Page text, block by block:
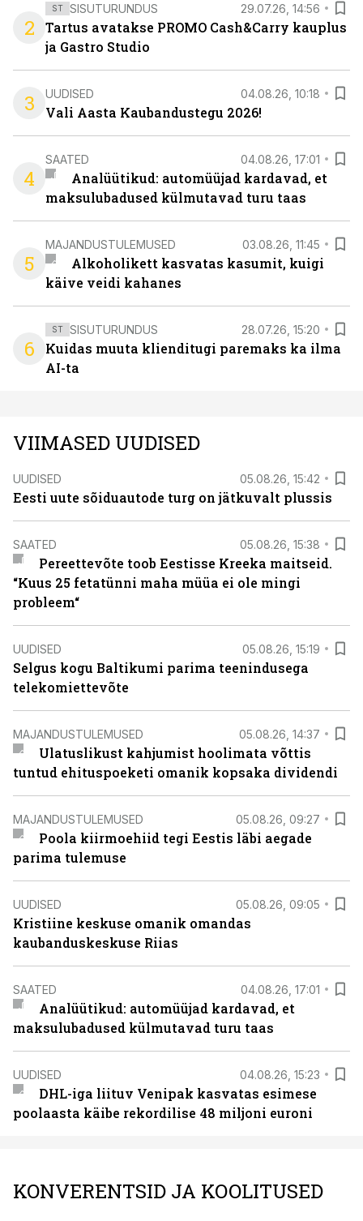
2
ST SISUTURUNDUS 29.07.26, 14:56
Tartus avatakse PROMO Cash&Carry kauplus
ja Gastro Studio
3 UUDISED 04.08.26, 10:18
Vali Aasta Kaubandustegu 2026!
4
SAATED 04.08.26, 17:01
Analüütikud: automüüjad kardavad, et
maksulubadused külmutavad turu taas
5
MAJANDUSTULEMUSED 03.08.26, 11:45
Alkoholikett kasvatas kasumit, kuigi
käive veidi kahanes
6
ST SISUTURUNDUS 28.07.26, 15:20
Kuidas muuta klienditugi paremaks ka ilma
AI-ta
VIIMASED UUDISED
UUDISED 05.08.26, 15:42
Eesti uute sõiduautode turg on jätkuvalt plussis
SAATED 05.08.26, 15:38
Pereettevõte toob Eestisse Kreeka maitseid.
“Kuus 25 fetatünni maha müüa ei ole mingi
probleem“
UUDISED 05.08.26, 15:19
Selgus kogu Baltikumi parima teenindusega
telekomiettevõte
MAJANDUSTULEMUSED 05.08.26, 14:37
Ulatuslikust kahjumist hoolimata võttis
tuntud ehituspoeketi omanik kopsaka dividendi
MAJANDUSTULEMUSED 05.08.26, 09:27
Poola kiirmoehiid tegi Eestis läbi aegade
parima tulemuse
UUDISED 05.08.26, 09:05
Kristiine keskuse omanik omandas
kaubanduskeskuse Riias
SAATED 04.08.26, 17:01
Analüütikud: automüüjad kardavad, et
maksulubadused külmutavad turu taas
UUDISED 04.08.26, 15:23
DHL-iga liituv Venipak kasvatas esimese
poolaasta käibe rekordilise 48 miljoni euroni
KONVERENTSID JA KOOLITUSED